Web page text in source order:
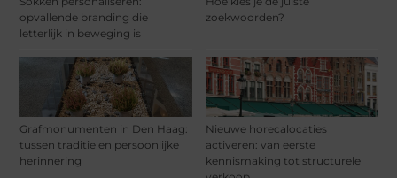
opvallende branding die
letterlijk in beweging is
zoekwoorden?
Grafmonumenten in Den Haag:
tussen traditie en persoonlijke
herinnering
Nieuwe horecalocaties
activeren: van eerste
kennismaking tot structurele